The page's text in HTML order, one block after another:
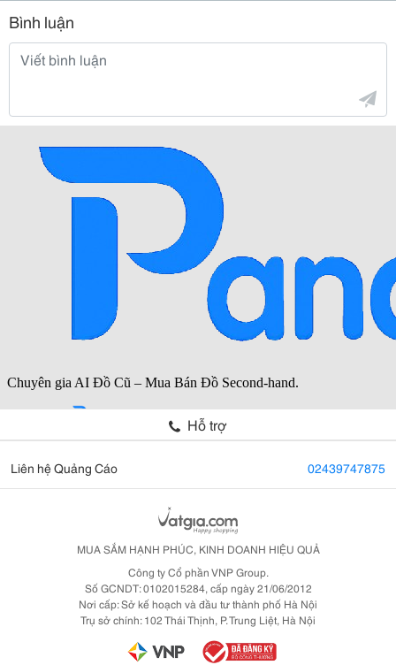
Bình luận
Hỗ trợ
Liên hệ Quảng Cáo 02439747875
MUA SẮM HẠNH PHÚC, KINH DOANH HIỆU QUẢ
Công ty Cổ phần VNP Group.
Số GCNDT: 0102015284, cấp ngày 21/06/2012
Nơi cấp: Sở kế hoạch và đầu tư thành phố Hà Nội
Trụ sở chính: 102 Thái Thịnh, P. Trung Liệt, Hà Nội